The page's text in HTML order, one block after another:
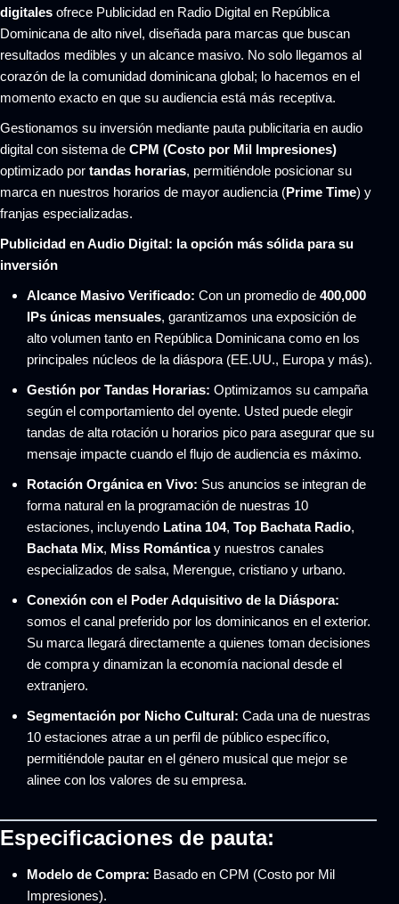
digitales ofrece Publicidad en Radio Digital en República
Dominicana de alto nivel, diseñada para marcas que buscan
resultados medibles y un alcance masivo. No solo llegamos al
corazón de la comunidad dominicana global; lo hacemos en el
momento exacto en que su audiencia está más receptiva.
Gestionamos su inversión mediante pauta publicitaria en audio
digital con sistema de CPM (Costo por Mil Impresiones)
optimizado por tandas horarias, permitiéndole posicionar su
marca en nuestros horarios de mayor audiencia (Prime Time) y
franjas especializadas.
Publicidad en Audio Digital: la opción más sólida para su
inversión
Alcance Masivo Verificado: Con un promedio de 400,000
IPs únicas mensuales, garantizamos una exposición de
alto volumen tanto en República Dominicana como en los
principales núcleos de la diáspora (EE.UU., Europa y más).
Gestión por Tandas Horarias: Optimizamos su campaña
según el comportamiento del oyente. Usted puede elegir
tandas de alta rotación u horarios pico para asegurar que su
mensaje impacte cuando el flujo de audiencia es máximo.
Rotación Orgánica en Vivo: Sus anuncios se integran de
forma natural en la programación de nuestras 10
estaciones, incluyendo Latina 104, Top Bachata Radio,
Bachata Mix, Miss Románticay nuestros canales
especializados de salsa, Merengue, cristiano y urbano.
Conexión con el Poder Adquisitivo de la Diáspora:
somos el canal preferido por los dominicanos en el exterior.
Su marca llegará directamente a quienes toman decisiones
de compra y dinamizan la economía nacional desde el
extranjero.
Segmentación por Nicho Cultural: Cada una de nuestras
10 estaciones atrae a un perfil de público específico,
permitiéndole pautar en el género musical que mejor se
alinee con los valores de su empresa.
Especificaciones de pauta:
Modelo de Compra: Basado en CPM (Costo por Mil
Impresiones).